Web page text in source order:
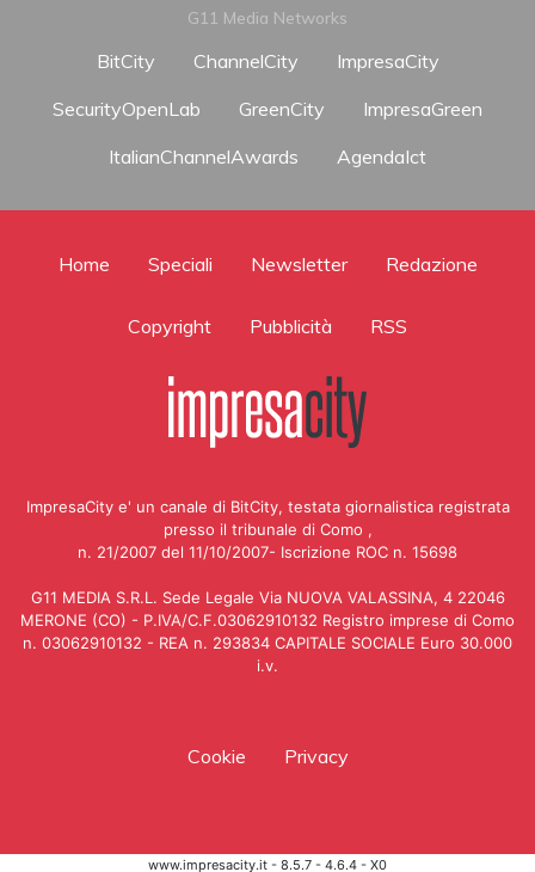
G11 Media Networks
BitCity ChannelCity
ImpresaCity
SecurityOpenLab
GreenCity
ImpresaGreen
ItalianChannelAwards
AgendaIct
Home Speciali Newsletter Redazione
Copyright Pubblicità RSS
ImpresaCity e' un canale di BitCity, testata giornalistica registrata
presso il tribunale di Como ,
n. 21/2007 del 11/10/2007- Iscrizione ROC n. 15698
G11 MEDIA S.R.L. Sede Legale Via NUOVA VALASSINA, 4 22046
MERONE (CO) - P.IVA/C.F.03062910132 Registro imprese di Como
n. 03062910132 - REA n. 293834 CAPITALE SOCIALE Euro 30.000
i.v.
Cookie Privacy
www.impresacity.it - 8.5.7 - 4.6.4 - X0